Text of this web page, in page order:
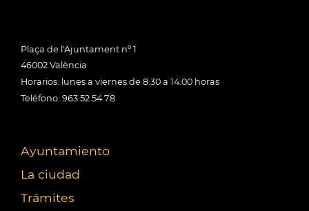
Plaça de l'Ajuntament nº 1
46002 València
Horarios: lunes a viernes de 8:30 a 14:00 horas
Teléfono: 963 52 54 78
Ayuntamiento
La ciudad
Trámites